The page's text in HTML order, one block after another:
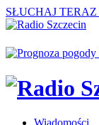
SŁUCHAJ TERAZ